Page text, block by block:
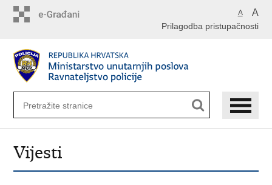
A A
Prilagodba pristupačnosti
Vijesti